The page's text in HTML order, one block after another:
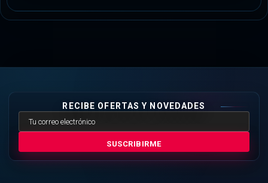
RECIBE OFERTAS Y NOVEDADES
SUSCRIBIRME